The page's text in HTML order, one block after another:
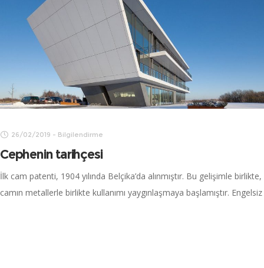
26/02/2019 - Bilgilendirme
Cephenin tarihçesi
İlk cam patenti, 1904 yılında Belçika’da alınmıştır. Bu gelişimle birlikte,
camın metallerle birlikte kullanımı yaygınlaşmaya başlamıştır. Engelsiz